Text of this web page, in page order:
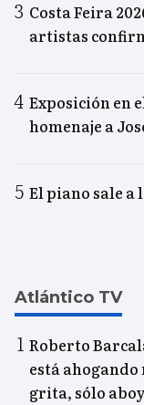
Costa Feira
artistas
Exposición en
homenaje a
El piano sale a
Atlántico TV
Roberto
está ahogando
grita, sólo